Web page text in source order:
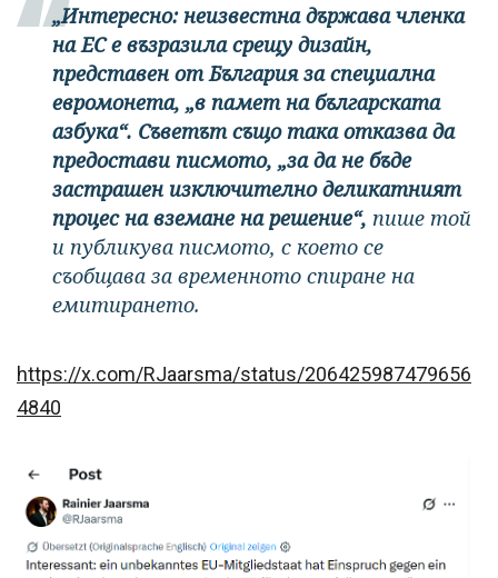
„Интересно: неизвестна държава членка
на ЕС е възразила срещу дизайн,
представен от България за специална
евромонета, „в памет на българската
азбука“. Съветът също така отказва да
предостави писмото, „за да не бъде
застрашен изключително деликатният
процес на вземане на решение“, пише той
и публикува писмото, с което се
съобщава за временното спиране на
емитирането.
https://x.com/RJaarsma/status/206425987479656
4840